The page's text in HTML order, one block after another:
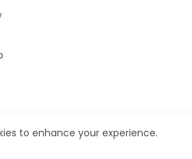
Contact us Privacy Policy
to enhance your experience.